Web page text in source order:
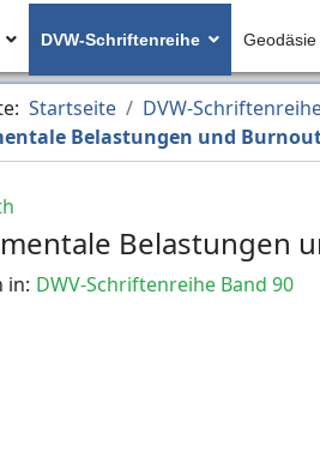
DVW-Schriftenreihe
Startseite DVW-
Belastungen und
Belastungen
in: DWV-Schriftenreihe Band 90